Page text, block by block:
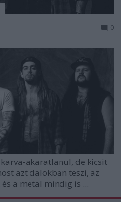
0
akaratlanul, de kicsit
azt dalokban teszi, az
a metal mindig is ...